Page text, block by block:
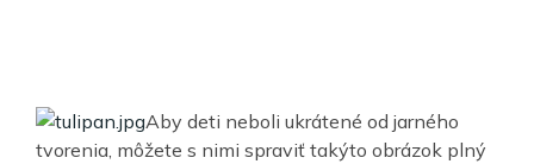
Aby deti neboli ukrátené od jarného
tvorenia, môžete s nimi spraviť takýto obrázok plný